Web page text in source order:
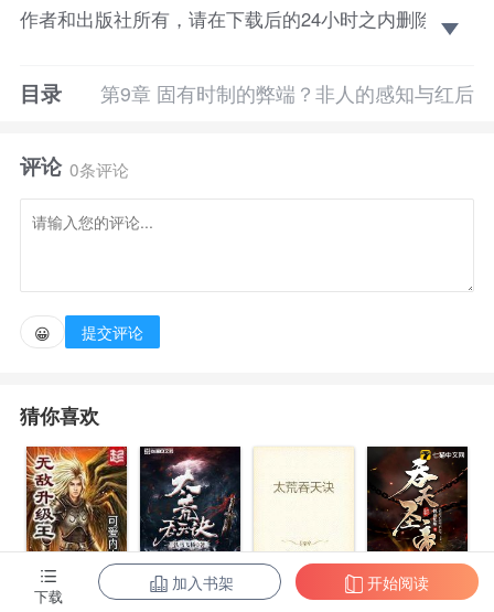
作者和出版社所有，请在下载后的24小时之内删除，如
在大爆炸发后的下一秒，本应该葬身火海的安意一脸
主神空间我可以理解，但没有队友，没有兑换功能，连
主神空间特产黑手表都没有闹哪样啊！”安意看着上方
的发光的大鸡蛋，蛋疼的说道。 “玩家安意，这里是
响起。 “道理我都懂……”安意点了点头，然后打开个
人信息模板，指着虚拟界面：“那为什么我会有装备
首冲奖励、夏日氪金活动都是些什么啊？！你是三流国
产手游吗？” “……叮，最终解释权归主神所有。”主神
用冰冷的机械音回答。 PS：致敬《无限之最终恶
魔》 现实世界是克苏鲁+SCP基金会
目录 第9章 固有时制的弊端？非人的感知与红后
评论 0条评论
😀 提交评论
猜你喜欢
无敌升级王
柳无邪和徐凌
太荒吞天诀
吞天圣帝
下载
加入书架 开始阅读